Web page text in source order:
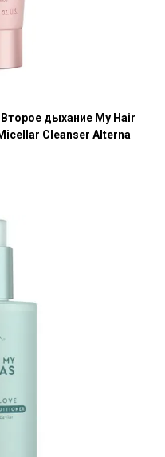
дыхание My Hair
Cleanser Alterna